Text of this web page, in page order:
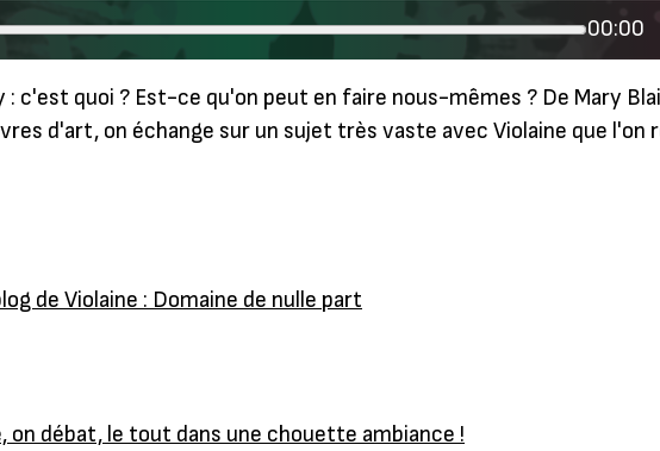
00:00
quoi ? Est-ce qu'on peut en faire nous-mêmes ? De Mary
d'art, on échange sur un sujet très vaste avec Violaine que l'on
de Violaine : Domaine de nulle part
on débat, le tout dans une chouette ambiance !